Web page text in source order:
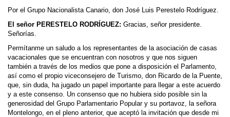
Por el Grupo Nacionalista Canario, don José Luis Perestelo Rodríguez.
El señor PERESTELO RODRÍGUEZ: Gracias, señor presidente.
Señorías.
Permítanme un saludo a los representantes de la asociación de casas
vacacionales que se encuentran con nosotros y que nos siguen
también a través de los medios que pone a disposición el Parlamento,
así como el propio viceconsejero de Turismo, don Ricardo de la Puente,
que, sin duda, ha jugado un papel importante para llegar a este acuerdo
y a este consenso. Un consenso que no hubiera sido posible sin la
generosidad del Grupo Parlamentario Popular y su portavoz, la señora
Montelongo, en el pleno anterior, que aceptó la invitación que desde mi